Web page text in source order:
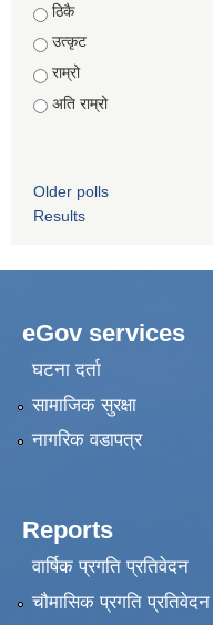
Choices
ठिकै
उत्कृट
राम्रो
अति राम्रो
Older polls
Results
eGov services
घटना दर्ता
सामाजिक सुरक्षा
नागरिक वडापत्र
Reports
वार्षिक प्रगति प्रतिवेदन
चौमासिक प्रगति प्रतिवेदन